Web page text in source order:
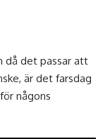
då det passar att
är det farsdag
någons